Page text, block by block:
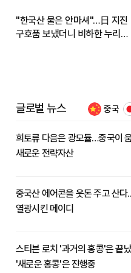
"한국산 물은 안마셔"…日 지진
구호품 보냈더니 비하한 누리
글로벌 뉴스 중국
희토류 다음은 광모듈…중국이
새로운 전략자산
중국산 에어콘을 웃돈 주고 산다
열광시킨 메이디
스티븐 로치 '과거의 홍콩'은 끝
'새로운 홍콩'은 진행중